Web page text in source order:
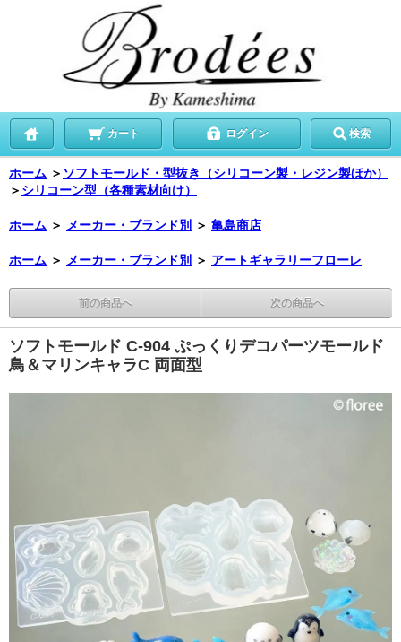
カート ログイン 検索
ホーム ＞ ソフトモールド・型抜き（シリコーン製・レジン製ほか）
＞ シリコーン型（各種素材向け）
ホーム ＞ メーカー・ブランド別 ＞ 亀島商店
ホーム ＞ メーカー・ブランド別 ＞ アートギャラリーフローレ
前の商品へ 次の商品へ
ソフトモールド C-904 ぷっくりデコパーツモールド
鳥＆マリンキャラC 両面型